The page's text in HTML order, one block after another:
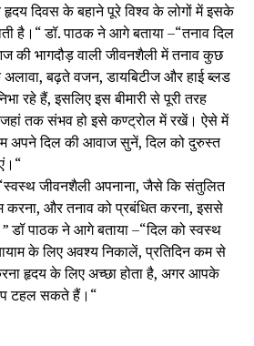
हृदय दिवस के बहाने पूरे विश्व के लोगों में इसके
है।“ डॉ. पाठक ने आगे बताया –“तनाव दिल
भागदौड़ वाली जीवनशैली में तनाव कुछ
अलावा, बढ़ते वजन, डायबिटीज और हाई ब्लड
रहे हैं, इसलिए इस बीमारी से पूरी तरह
तक संभव हो इसे कण्ट्रोल में रखें। ऐसे में
अपने दिल की आवाज सुनें, दिल को दुरुस्त
जीवनशैली अपनाना, जैसे कि संतुलित
करना, और तनाव को प्रबंधित करना, इससे
पाठक ने आगे बताया –“दिल को स्वस्थ
के लिए अवश्य निकालें, प्रतिदिन कम से
हृदय के लिए अच्छा होता है, अगर आपके
टहल सकते हैं।“